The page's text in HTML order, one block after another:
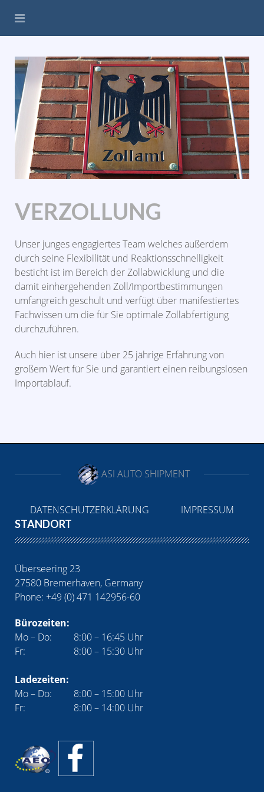
VERZOLLUNG
Unser junges engagiertes Team welches außerdem
durch seine Flexibilität und Reaktionsschnelligkeit
besticht ist im Bereich der Zollabwicklung und die
damit einhergehenden Zoll/Importbestimmungen
umfangreich geschult und verfügt über manifestiertes
Fachwissen um die für Sie optimale Zollabfertigung
durchzuführen.
Auch hier ist unsere über 25 jährige Erfahrung von
großem Wert für Sie und garantiert einen reibungslosen
Importablauf.
ASI AUTO SHIPMENT
DATENSCHUTZERKLÄRUNG
IMPRESSUM
STANDORT
Überseering 23
27580 Bremerhaven, Germany
Phone: +49 (0) 471 142956-60
Bürozeiten:
Mo – Do:
8:00 – 16:45 Uhr
Fr:
8:00 – 15:30 Uhr
Ladezeiten:
Mo – Do:
8:00 – 15:00 Uhr
Fr:
8:00 – 14:00 Uhr